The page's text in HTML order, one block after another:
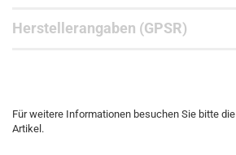
Herstellerangaben (GPSR)
Für weitere Informationen besuchen Sie bitte die
Artikel.